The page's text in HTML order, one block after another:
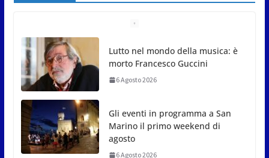
Gli eventi in programma a San
Marino il primo weekend di
agosto
San Marino. Un anno con Papa
Prevost. Una serata di parole e
immagini per conoscere meglio